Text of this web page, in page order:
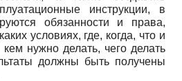
инструкции, в
обязанности и права,
условиях, где, когда, что и
нужно делать, чего делать
должны быть получены